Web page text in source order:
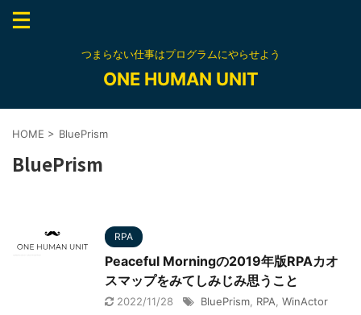
つまらない仕事はプログラムにやらせよう
ONE HUMAN UNIT
HOME > BluePrism
BluePrism
RPA
Peaceful Morningの2019年版RPAカオ
スマップをみてしみじみ思うこと
2022/11/28 BluePrism RPA WinActor